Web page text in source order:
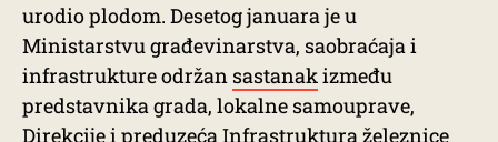
urodio plodom. Desetog januara je u
Ministarstvu građevinarstva, saobraćaja i
infrastrukture održan sastanakizmeđu
predstavnika grada, lokalne samouprave,
Direkcije i preduzeća Infrastruktura železnice